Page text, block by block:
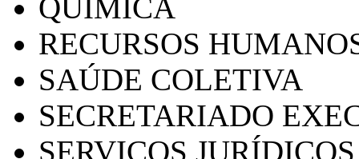
QUÍMICA
RECURSOS
SAÚDE COLETIVA
SECRETARIADO
SERVIÇOS